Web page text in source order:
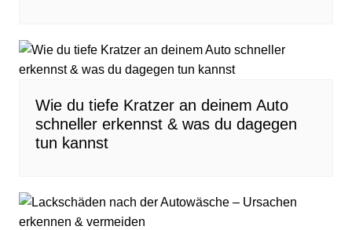
Wie du tiefe Kratzer an deinem Auto
schneller erkennst & was du dagegen
tun kannst